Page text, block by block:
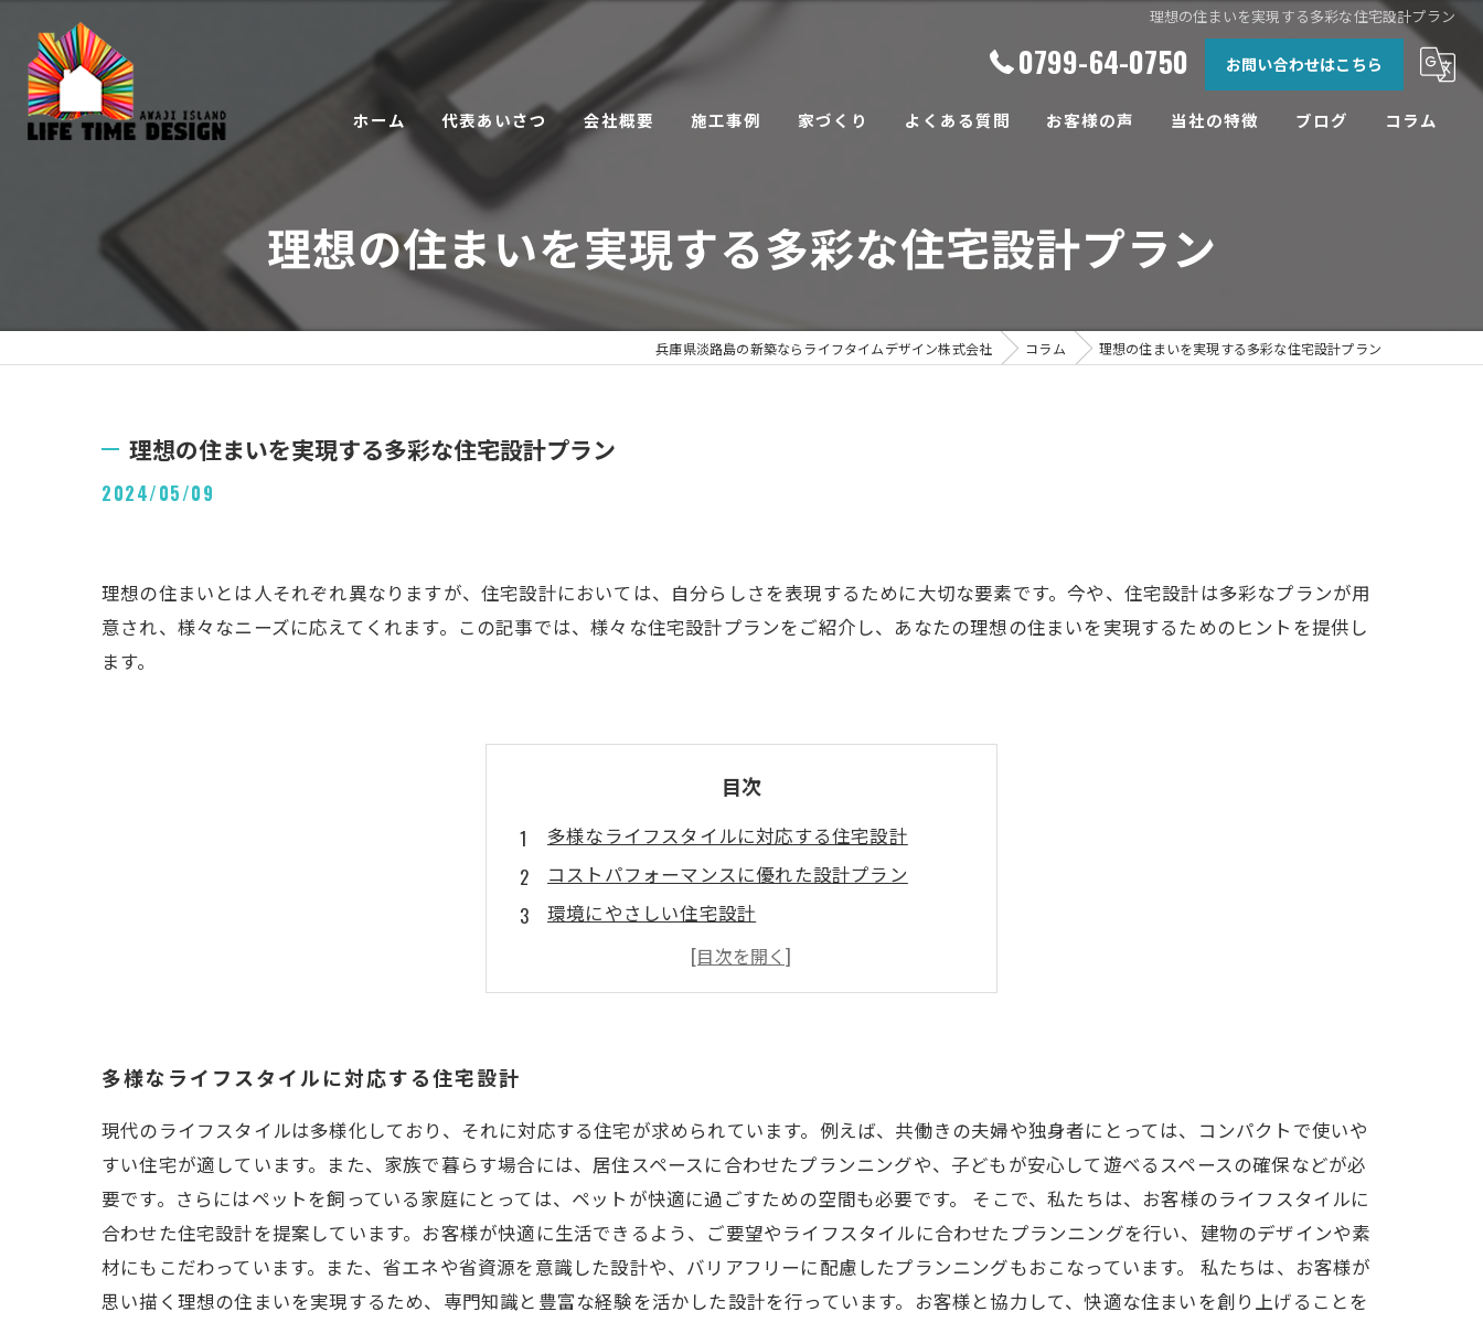
理想の住まいを実現する多彩な住宅設計プラン
0799-64-0750 お問い合わせはこちら
ホーム 代表あいさつ 会社概要 施工事例 家づくり
サービス
よくある質問 お客様の声 当社の特徴
土地
工務店
ブログ コラム
理想の住まいを実現する多彩な住宅設計プラン
兵庫県淡路島の新築ならライフタイムデザイン株式会社 コラム 理想の住まいを実現する多彩な住宅設計プラン
理想の住まいを実現する多彩な住宅設計プラン
2024/05/09
理想の住まいとは人それぞれ異なりますが、住宅設計においては、自分らしさを表現するために大切な要素です。今や、住宅設計は多彩なプランが用
意され、様々なニーズに応えてくれます。この記事では、様々な住宅設計プランをご紹介し、あなたの理想の住まいを実現するためのヒントを提供し
ます。
目次
多様なライフスタイルに対応する住宅設計
コストパフォーマンスに優れた設計プラン
環境にやさしい住宅設計
快適な室内空間を実現する設計手法
オリジナル性のある個性的な住宅デザイン
多様なライフスタイルに対応する住宅設計
現代のライフスタイルは多様化しており、それに対応する住宅が求められています。例えば、共働きの夫婦や独身者にとっては、コンパクトで使いや
すい住宅が適しています。また、家族で暮らす場合には、居住スペースに合わせたプランニングや、子どもが安心して遊べるスペースの確保などが必
要です。さらにはペットを飼っている家庭にとっては、ペットが快適に過ごすための空間も必要です。 そこで、私たちは、お客様のライフスタイルに
合わせた住宅設計を提案しています。お客様が快適に生活できるよう、ご要望やライフスタイルに合わせたプランニングを行い、建物のデザインや素
材にもこだわっています。また、省エネや省資源を意識した設計や、バリアフリーに配慮したプランニングもおこなっています。 私たちは、お客様が
思い描く理想の住まいを実現するため、専門知識と豊富な経験を活かした設計を行っています。お客様と協力して、快適な住まいを創り上げることを